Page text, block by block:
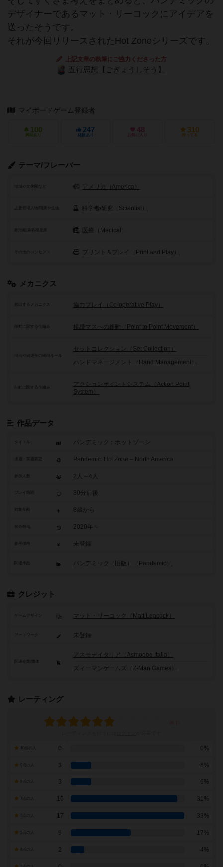
デザイナーであるマット・リーコックにアイデアを
送ったそうです。
それが今回リリースされたHot Zoneシリーズです。
上記文章の執筆にご協力くださった方
五行思想【ごぎょうしそう】
マイボードゲーム登録者
100
興味あり
247
経験あり
48
お気に入り
310
持ってる
テーマ/フレーバー
地域や文化圏など アメリカ（America）
科学者/研究（Scientist）
政治経済/各種産業 医療（Medical）
その他のコンセプト プリント＆プレイ（Print and Play）
メカニクス
頻出するメカニクス 協力プレイ（Co-operative Play）
移動に関する仕組み 接続マスへの移動（Point to Point Movement）
セットコレクション（Set Collection）
ハンドマネージメント（Hand Management）
行動に関する仕組み
アクションポイントシステム（Action Point
System）
作品データ
タイトル パンデミック：ホットゾーン
Pandemic: Hot Zone – North America
参加人数 2人～4人
30分前後
8歳から
2020年～
参考価格 未登録
関連作品 パンデミック（旧版）（Pandemic）
クレジット
ゲームデザイン マット・リーコック（Matt Leacock）
アートワーク 未登録
アスモデイタリア（Asmodee Italia）
ズィーマンゲームズ（Z-Man Games）
レーティング
0 0%
3 6%
3 6%
7点の人 16 31%
17 33%
9 17%
2 4%